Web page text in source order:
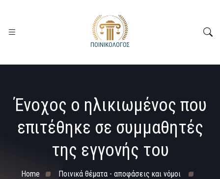
Ένοχος ο ηλικιωμένος που
επιτέθηκε σε συμμαθητές
της εγγονής του
Home
Ποινικά θέματα - αποφάσεις και νόμοι